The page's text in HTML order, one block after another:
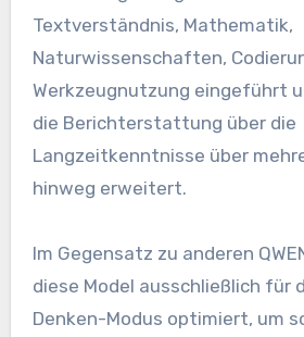
Textverständnis, Mathematik,
Naturwissenschaften,
Werkzeugnutzung eingeführt
die Berichterstattung über die
Langzeitkenntnisse über
hinweg erweitert.
Im Gegensatz zu anderen
diese Model ausschließlich für
Denken-Modus optimiert, um